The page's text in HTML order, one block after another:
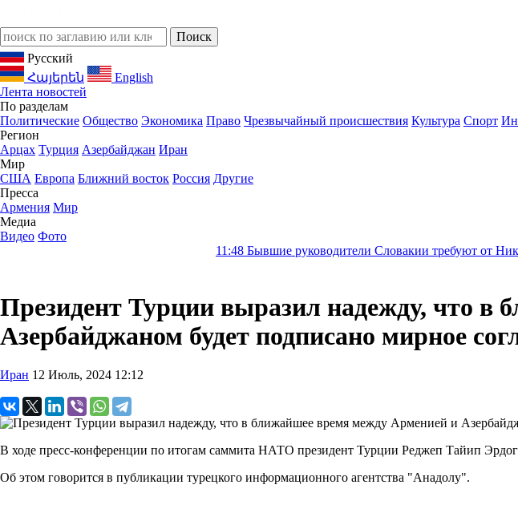
Русский
Հայերեն
English
Лента новостей
По разделам
Политические Общество Экономика Право Чрезвычайный происшествия Культура Спорт
Регион
Арцах Турция Азербайджан Иран
Мир
США Европа Ближний восток Россия Другие
Пресса
Армения Мир
Медиа
Видео Фото
Бывшие руководители Словакии требуют от Никола
Президент Турции выразил надежду, что
Азербайджаном будет подписано мирное
Иран 12 Июль, 2024 12:12
В ходе пресс-конференции по итогам саммита НАТО президент Турции Реджеп Тайип
Oб этом говорится в публикации турецкого информационного агентства "Анадолу".